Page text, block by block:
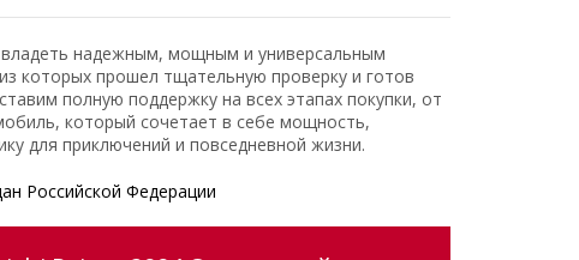
надежным, мощным и универсальным
которых прошел тщательную проверку и готов
полную поддержку на всех этапах покупки, от
который сочетает в себе мощность,
для приключений и повседневной жизни.
Российской Федерации